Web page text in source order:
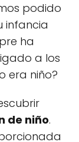
podido
infancia
ha
a los
era niño?
de niño.